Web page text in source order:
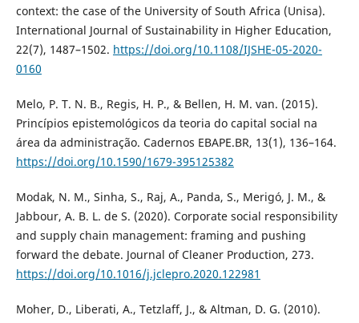
context: the case of the University of South Africa (Unisa).
International Journal of Sustainability in Higher Education,
22(7), 1487–1502. https://doi.org/10.1108/IJSHE-05-2020-
0160
Melo, P. T. N. B., Regis, H. P., & Bellen, H. M. van. (2015).
Princípios epistemológicos da teoria do capital social na
área da administração. Cadernos EBAPE.BR, 13(1), 136–164.
https://doi.org/10.1590/1679-395125382
Modak, N. M., Sinha, S., Raj, A., Panda, S., Merigó, J. M., &
Jabbour, A. B. L. de S. (2020). Corporate social responsibility
and supply chain management: framing and pushing
forward the debate. Journal of Cleaner Production, 273.
https://doi.org/10.1016/j.jclepro.2020.122981
Moher, D., Liberati, A., Tetzlaff, J., & Altman, D. G. (2010).